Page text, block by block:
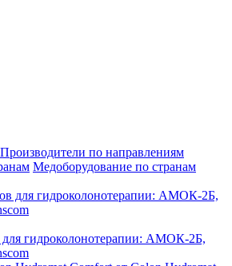
Производители по направлениям
Медоборудование по странам
для гидроколонотерапии: АМОК-2Б,